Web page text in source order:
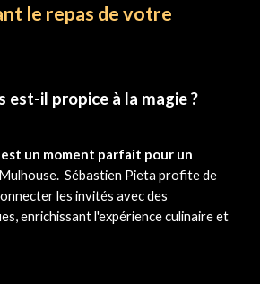
le repas de votre
est-il propice à la magie ?
est un moment parfait pour un
Sébastien Pieta profite de
les invités avec des
enrichissant l'expérience culinaire et